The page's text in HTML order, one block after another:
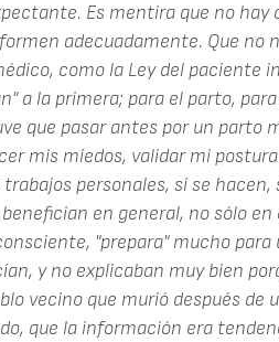
Es mentira que no hay
adecuadamente. Que no
como la Ley del paciente
a la primera; para el parto,
que pasar antes por un parto
mis miedos, validar mi
personales, si se
en general, no sólo
"prepara" mucho
y no explicaban muy bien
vecino que murió después de
que la información era